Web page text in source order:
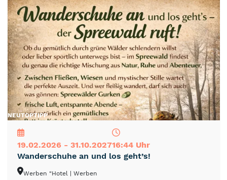
NEUTOPTIPP
19.02.2026 - 31.10.202716:44 Uhr
Wanderschuhe an und los geht’s!
Werben "Hotel | Werben